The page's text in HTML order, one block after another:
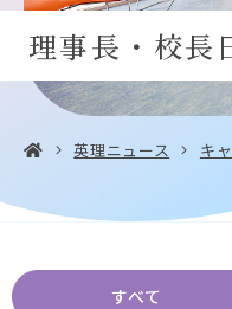
進路・進学
受験生の方へ
アクセス
お
理事長・校長
英理ニュース キ
すべて